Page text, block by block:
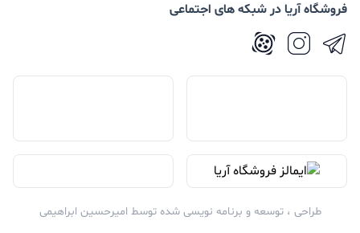
فروشگاه آریا در شبکه های اجتماعی
طراحی ، توسعه و برنامه نویسی شده توسط امیرحسین ابراهیمی